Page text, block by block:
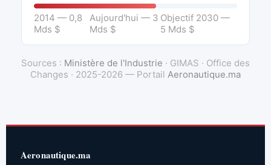
2014 — 0,8
Mds $
Aujourd'hui — 3
Mds $
Objectif 2030 —
5 Mds $
Sources : Ministère de l'Industrie · GIMAS · Office des
Changes · 2025-2026 — Portail Aeronautique.ma
Aeronautique.ma